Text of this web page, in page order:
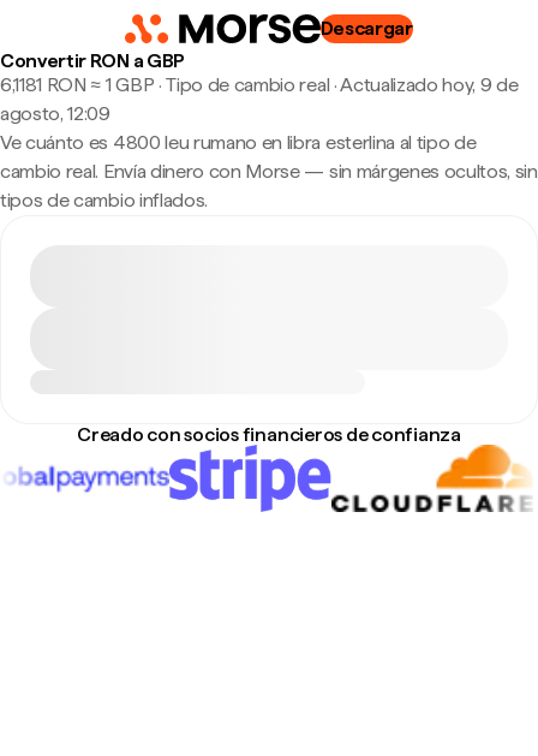
Descargar
Convertir RON a GBP
6,1181 RON ≈ 1 GBP · Tipo de cambio real ·Actualizado hoy, 9 de
agosto, 12:09
Ve cuánto es 4800 leu rumano en libra esterlina al tipo de
cambio real. Envía dinero con Morse — sin márgenes ocultos, sin
tipos de cambio inflados.
Creado con socios financieros de confianza